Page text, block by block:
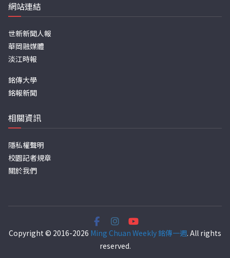
網站連結
世新新聞人報
華岡融媒體
淡江時報
銘傳大學
銘報新聞
相關資訊
隱私權聲明
校園記者規章
關於我們
Copyright © 2016-2026 Ming Chuan Weekly 銘傳一週. All rights
reserved.